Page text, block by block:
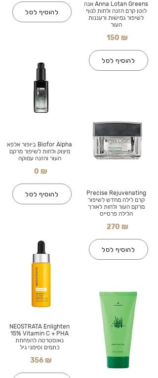
להוסיף לסל
Biofor Alpha ביופור אלפא
מיצוק ולחות לשיפור מרקם
העור והזנה עמוקה
0 ₪
להוסיף לסל
NEOSTRATA Enlighten
15% Vitamin C + PHA
נאוסטרטה להפחתת
כתמים וסימני גיל
356 ₪
Anna Lotan Greens אנה
לוטן קרם הזנה ולחות לגוף
לשיפור גמישות ורעננות
העור
150 ₪
להוסיף לסל
Precise Rejuvenating
קרם לילה מחדש לשיפור
מרקם העור ולחות לאורך
הלילה פרסייס
270 ₪
להוסיף לסל